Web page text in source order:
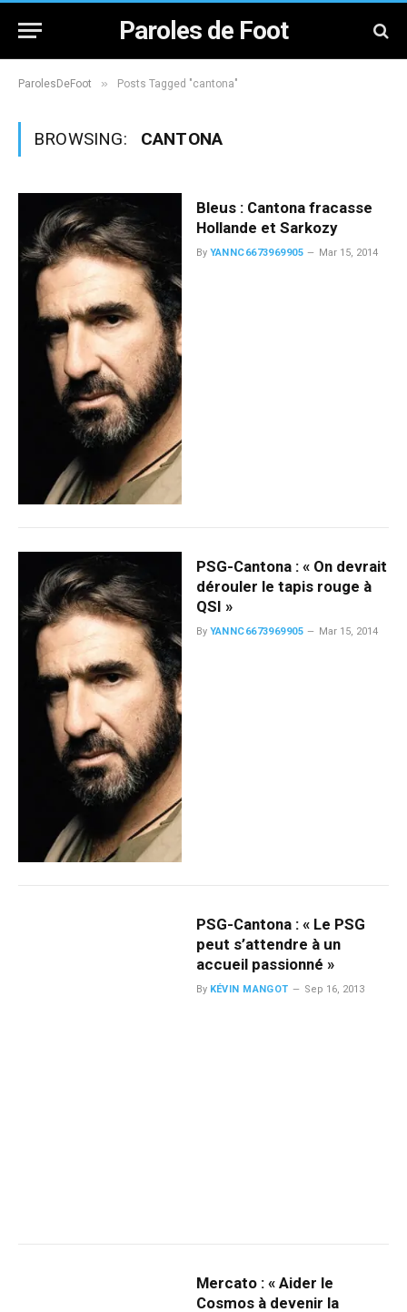
Paroles de Foot
ParolesDeFoot » Posts Tagged "cantona"
BROWSING: CANTONA
Bleus : Cantona fracasse
Hollande et Sarkozy
By YANNC6673969905 Mar 15, 2014
PSG-Cantona : « On devrait
dérouler le tapis rouge à
QSI »
By YANNC6673969905 Mar 15, 2014
PSG-Cantona : « Le PSG
peut s’attendre à un
accueil passionné »
By KÉVIN MANGOT Sep 16, 2013
Mercato : « Aider le
Cosmos à devenir la